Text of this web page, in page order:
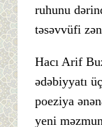
ruhunu
təsəvvüfi
Hacı Arif
ədəbiyyatı
poeziya
yeni